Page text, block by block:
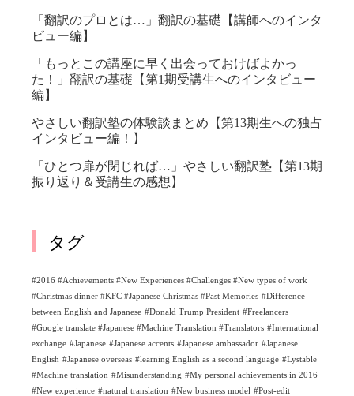
「翻訳のプロとは…」翻訳の基礎【講師へのインタ
ビュー編】
「もっとこの講座に早く出会っておけばよかっ
た！」翻訳の基礎【第1期受講生へのインタビュー
編】
やさしい翻訳塾の体験談まとめ【第13期生への独占
インタビュー編！】
「ひとつ扉が閉じれば…」やさしい翻訳塾【第13期
振り返り＆受講生の感想】
タグ
#2016 #Achievements #New Experiences #Challenges #New types of work
#Christmas dinner #KFC #Japanese Christmas #Past Memories #Difference
between English and Japanese #Donald Trump President #Freelancers
#Google translate #Japanese #Machine Translation #Translators #International
exchange #Japanese #Japanese accents #Japanese ambassador #Japanese
English #Japanese overseas #learning English as a second language #Lystable
#Machine translation #Misunderstanding #My personal achievements in 2016
#New experience #natural translation #New business model #Post-edit